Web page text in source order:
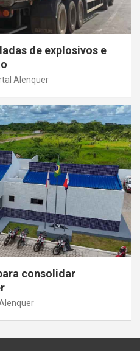
de explosivos e
Alenquer
consolidar